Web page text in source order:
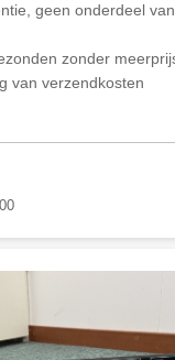
geen onderdeel
zonder
van verzendkosten